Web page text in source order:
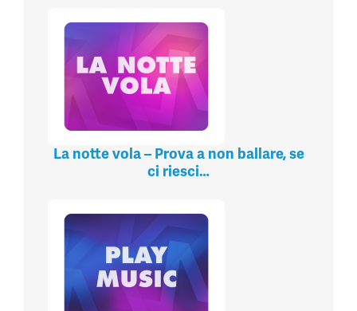
La notte vola – Prova a non ballare, se
ci riesci…